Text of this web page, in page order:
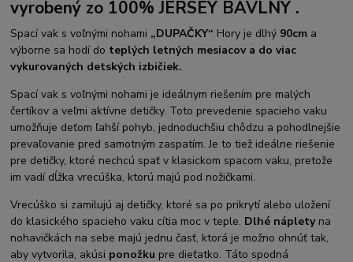
vyrobený zo 100% JERSEY BAVLNY .
Spací vak s voľnými nohami „DUPAČKY“ Hory je dlhý 90cm a
výborne sa hodí do teplých letných mesiacov a do viac
vykurovaných detských izbičiek.
Spací vak s voľnými nohami je ideálnym riešením pre malých
čertíkov a veľmi aktívne detičky. Toto prevedenie spacieho vaku
umožňuje deťom ľahší pohyb, jednoduchšiu chôdzu a pohodlnejšie
prevaľovanie pred samotným zaspatím. Je to tiež ideálne riešenie
pre detičky, ktoré nechcú spať v klasickom spacom vaku, pretože
im vadí dĺžka vrecúška, ktorú majú pod nožičkami.
Vrecúško si zamilujú aj detičky, ktoré sa po prikrytí alebo uložení
do klasického spacieho vaku cítia moc v teple. Dlhé nápletyna
nohavičkách na sebe majú jednu časť, ktorá je možno ohnúť tak,
aby vytvorila, akúsi ponožku pre dieťatko. Táto spodná